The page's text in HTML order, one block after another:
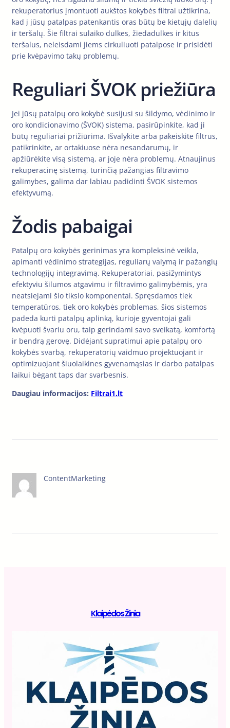
rekuperatorius įmontuoti aukštos kokybės filtrai užtikrina,
kad į jūsų patalpas patenkantis oras būtų be kietųjų dalelių
ir teršalų. Šie filtrai sulaiko dulkes, žiedadulkes ir kitus
teršalus, neleisdami jiems cirkuliuoti patalpose ir prisidėti
prie kvėpavimo takų problemų.
Reguliari ŠVOK priežiūra
Jei jūsų patalpų oro kokybė susijusi su šildymo, vėdinimo ir
oro kondicionavimo (ŠVOK) sistema, pasirūpinkite, kad ji
būtų reguliariai prižiūrima. Išvalykite arba pakeiskite filtrus,
patikrinkite, ar ortakiuose nėra nesandarumų, ir
apžiūrėkite visą sistemą, ar joje nėra problemų. Atnaujinus
rekuperacinę sistemą, turinčią pažangias filtravimo
galimybes, galima dar labiau padidinti ŠVOK sistemos
efektyvumą.
Žodis pabaigai
Patalpų oro kokybės gerinimas yra kompleksinė veikla,
apimanti vėdinimo strategijas, reguliarų valymą ir pažangių
technologijų integravimą. Rekuperatoriai, pasižymintys
efektyviu šilumos atgavimu ir filtravimo galimybėmis, yra
neatsiejami šio tikslo komponentai. Spręsdamos tiek
temperatūros, tiek oro kokybės problemas, šios sistemos
padeda kurti patalpų aplinką, kurioje gyventojai gali
kvėpuoti švariu oru, taip gerindami savo sveikatą, komfortą
ir bendrą gerovę. Didėjant supratimui apie patalpų oro
kokybės svarbą, rekuperatorių vaidmuo projektuojant ir
optimizuojant šiuolaikines gyvenamąsias ir darbo patalpas
laikui bėgant taps dar svarbesnis.
Daugiau informacijos: Filtrai1.lt
ContentMarketing
Klaipėdos Žinia